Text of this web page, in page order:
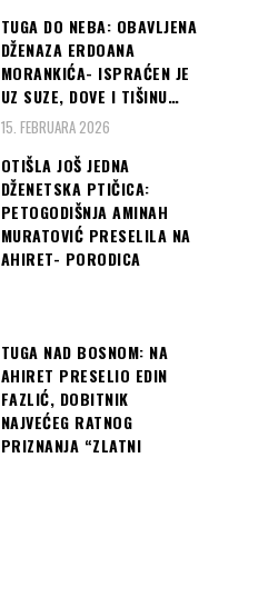
TUGA DO NEBA: OBAVLJENA
DŽENAZA ERDOANA
MORANKIĆA- ISPRAĆEN JE
UZ SUZE, DOVE I TIŠINU…
15. FEBRUARA 2026
OTIŠLA JOŠ JEDNA
DŽENETSKA PTIČICA:
PETOGODIŠNJA AMINAH
MURATOVIĆ PRESELILA NA
AHIRET- PORODICA
TUGA NAD BOSNOM: NA
AHIRET PRESELIO EDIN
FAZLIĆ, DOBITNIK
NAJVEĆEG RATNOG
PRIZNANJA “ZLATNI